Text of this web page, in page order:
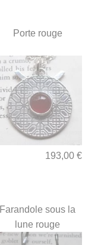
Porte rouge
193,00 €
Farandole sous la
lune rouge